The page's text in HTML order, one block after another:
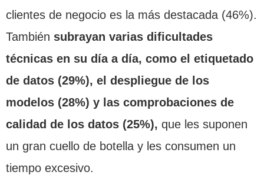
clientes de negocio es la más destacada (46%).
También subrayan varias dificultades
técnicas en su día a día, como el etiquetado
de datos (29%), el despliegue de los
modelos (28%) y las comprobaciones de
calidad de los datos (25%), que les suponen
un gran cuello de botella y les consumen un
tiempo excesivo.